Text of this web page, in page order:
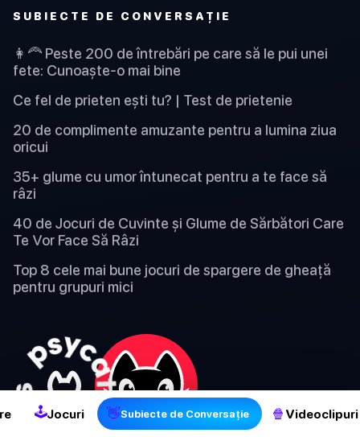
2
🕹Jocuri 👋Subiecte de Conversație 🍿 Videoclipuri
SUBIECTE DE CONVERSAȚIE
👩‍🦰 Peste 200 de întrebări pe care să le pui unei
fete: Cunoaște-o mai bine
Ce fel de prieten ești tu? | Test de prietenie
20 de complimente amuzante pentru a lumina ziua
oricui
35+ glume cu umor întunecat pentru a te face să
râzi
40 de Jocuri de Cuvinte și Glume de Sărbători Care
Te Vor Face Să Râzi
Top 8 cele mai bune jocuri de spargere de gheață
pentru grupuri mici